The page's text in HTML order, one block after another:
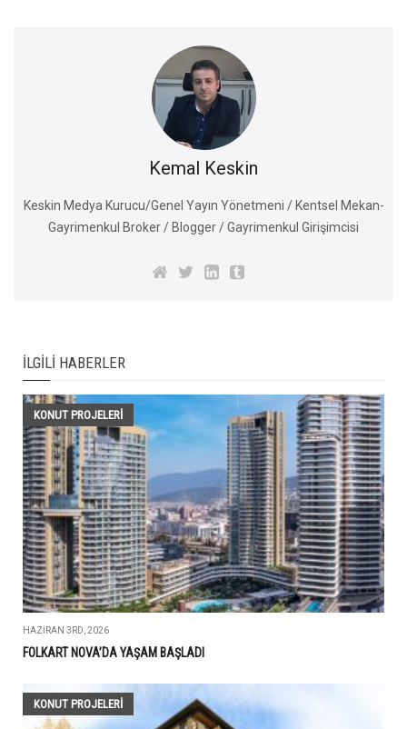
Kemal Keskin
Keskin Medya Kurucu/Genel Yayın Yönetmeni / Kentsel Mekan-
Gayrimenkul Broker / Blogger / Gayrimenkul Girişimcisi
İLGILI HABERLER
KONUT PROJELERI
HAZIRAN 3RD, 2026
FOLKART NOVA’DA YAŞAM BAŞLADI
KONUT PROJELERI